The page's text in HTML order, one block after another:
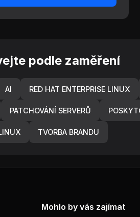
podle zaměření
AI RED HAT ENTERPRISE LINUX
PATCHOVÁNÍ SERVERŮ
TVORBA BRANDU
Mohlo by vás zajímat